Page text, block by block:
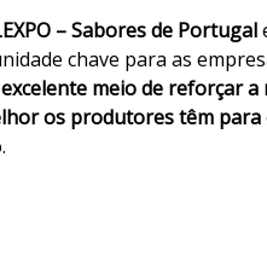
– Sabores de Portugal
chave para as
meio de reforçar
os produtores têm para